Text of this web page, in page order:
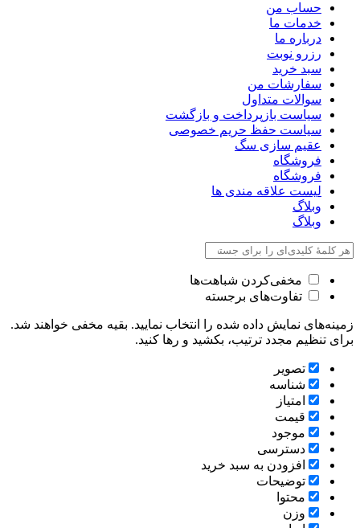
حساب من
خدمات ما
درباره ما
رزرو نوبت
سبد خرید
سفارشات من
سوالات متداول
سیاست بازپرداخت و بازگشت
سیاست حفظ حریم خصوصی
عقیم سازی سگ
فروشگاه
فروشگاه
لیست علاقه مندی ها
وبلاگ
وبلاگ
مخفی‌کردن شباهت‌ها
تفاوت‌های برجسته
زمینه‌های نمایش داده شده را انتخاب نمایید. بقیه مخفی خواهند شد.
برای تنظیم مجدد ترتیب، بکشید و رها کنید.
تصویر
شناسه
امتیاز
قیمت
موجود
دسترسی
افزودن به سبد خرید
توضیحات
محتوا
وزن